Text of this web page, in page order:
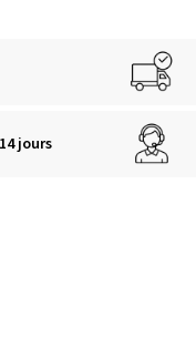
jours